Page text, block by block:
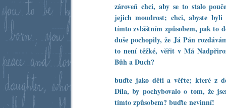
zároveň chci, aby se to stalo
jejich moudrost; chci, abyste
tímto zvláštním způsobem, pak to
duše pochopily, že Já Pán
to není těžké, věřit v Má
Bůh a Duch?
buďte jako děti a věřte; které z
Díla, bypochybovalo o tom, že
tímto způsobem? buďte nevinní!